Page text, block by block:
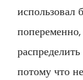
использовал
потому что